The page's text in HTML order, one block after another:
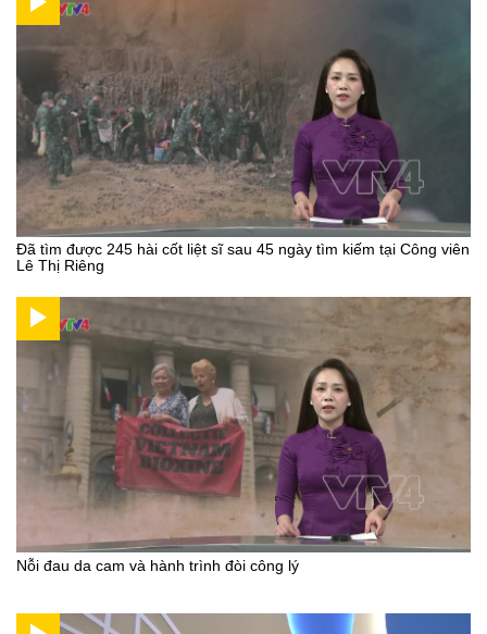
Đã tìm được 245 hài cốt liệt sĩ sau 45 ngày tìm kiếm tại Công viên
Lê Thị Riêng
Nỗi đau da cam và hành trình đòi công lý